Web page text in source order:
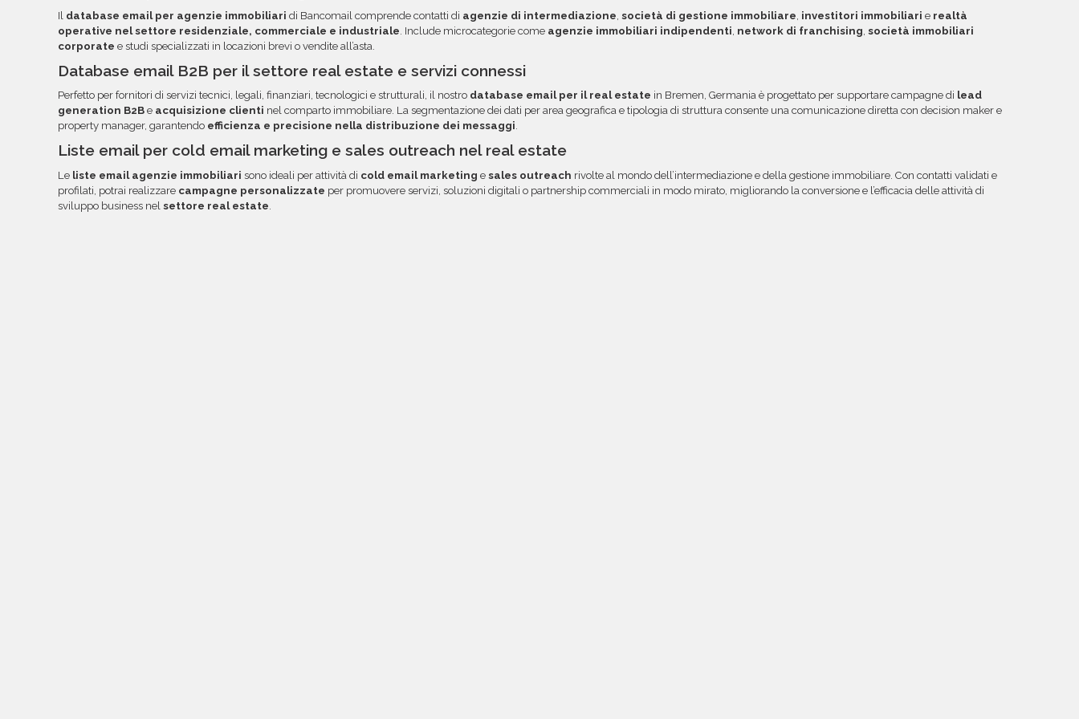
l'ordinamento e l'utilizzo dei dati. Una volta pronti, troverai file e
documentazione nella tua area riservata, con link diretto via email.
opzione.
Il database email per agenzie immobiliari di Bancomail comprende contatti di agenzie di intermediazione società di gestione immobiliare investitori immobiliari e realtà
operative nel settore residenziale, commerciale e industriale . Include microcategorie come agenzie immobiliari indipendenti network di franchising società immobiliari
corporate e studi specializzati in locazioni brevi o vendite all’asta.
Database email B2B per il settore real estate e servizi connessi
Perfetto per fornitori di servizi tecnici, legali, finanziari, tecnologici e strutturali, il nostro database email per il real estate in Bremen, Germania è progettato per supportare campagne di lead
generation B2B e acquisizione clienti nel comparto immobiliare. La segmentazione dei dati per area geografica e tipologia di struttura consente una comunicazione diretta con decision maker e
property manager, garantendo efficienza e precisione nella distribuzione dei messaggi.
Liste email per cold email marketing e sales outreach nel real estate
Le liste email agenzie immobiliari sono ideali per attività di cold email marketing e sales outreach rivolte al mondo dell’intermediazione e della gestione immobiliare. Con contatti validati e
profilati, potrai realizzare campagne personalizzate per promuovere servizi, soluzioni digitali o partnership commerciali in modo mirato, migliorando la conversione e l’efficacia delle attività di
sviluppo business nel settore real estate.